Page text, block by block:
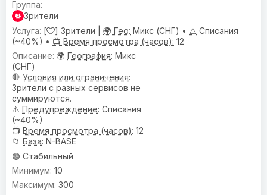
Зрители
[
] Зрители | 🌍 Гео: Микс (СНГ) • ⚠️ Списания
(~40%) • 📺 Время просмотра (часов): 12
🌍 География: Микс
(СНГ)
🛑 Условия или ограничения:
Зрители с разных сервисов не
суммируются.
⚠️ Предупреждениe: Списания
(~40%)
📺 Время просмотра (часов): 12
📁 База: N-BASE
🟢 Стабильный
10
300